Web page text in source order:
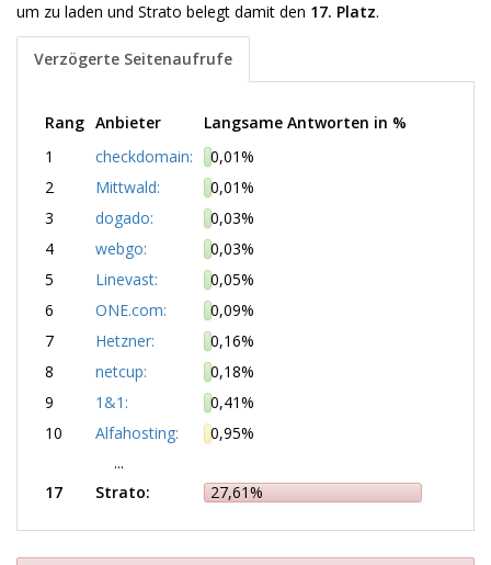
um zu laden und Strato belegt damit den 17. Platz.
Verzögerte Seitenaufrufe
Rang Anbieter
Langsame Antworten in %
1
checkdomain:
0,01%
2
Mittwald:
0,01%
3
dogado:
0,03%
4
webgo:
0,03%
5
Linevast:
0,05%
6
ONE.com:
0,09%
7
Hetzner:
0,16%
8
netcup:
0,18%
9
1&1:
0,41%
10
Alfahosting:
0,95%
...
17
Strato: 27,61%